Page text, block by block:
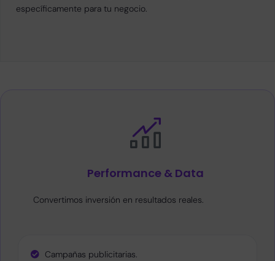
específicamente para tu negocio.
Performance & Data
Convertimos inversión en resultados reales.
Campañas publicitarias.